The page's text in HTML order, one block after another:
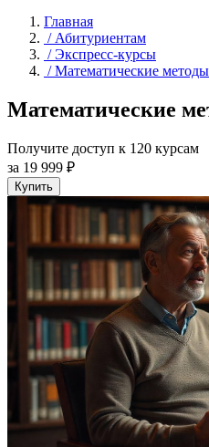
Главная
/Абитуриентам
/Экспресс-курсы
/Математические
Математические
Получите доступ к 120 курсам
за 19 999 ₽
Купить